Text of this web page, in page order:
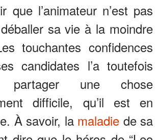
que l’animateur n’est pas
sa vie à la moindre
touchantes confidences
candidates l’a toutefois
une chose
difficile, qu’il est en
À savoir, la maladie de sa